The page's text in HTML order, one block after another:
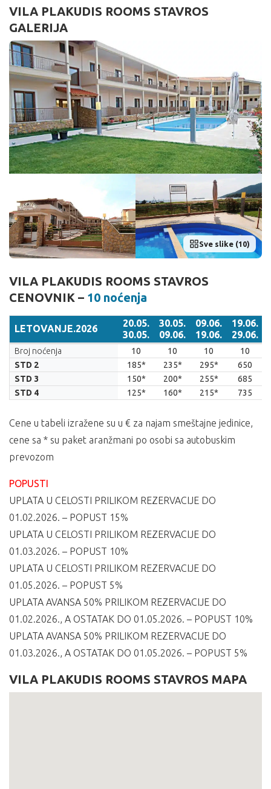
VILA PLAKUDIS ROOMS STAVROS
GALERIJA
Sve slike (10)
VILA PLAKUDIS ROOMS STAVROS
CENOVNIK – 10 noćenja
LETOVANJE.2026
20.05.
30.05.
30.05.
09.06.
09.06.
19.06.
19.06.
29.06.
LETOVANJE.2026
20.05.
30.05.
30.05.
09.06.
09.06.
19.06.
19.06.
29.06.
Broj noćenja 10 10 10
10
STD 2
185* 235* 295*
650
STD 3
150* 200* 255*
685
STD 4
125* 160* 215* 735
Cene u tabeli izražene su u € za najam smeštajne jedinice,
cene sa * su paket aranžmani po osobi sa autobuskim
prevozom
POPUSTI
UPLATA U CELOSTI PRILIKOM REZERVACIJE DO
01.02.2026. – POPUST 15%
UPLATA U CELOSTI PRILIKOM REZERVACIJE DO
01.03.2026. – POPUST 10%
UPLATA U CELOSTI PRILIKOM REZERVACIJE DO
01.05.2026. – POPUST 5%
UPLATA AVANSA 50% PRILIKOM REZERVACIJE DO
01.02.2026., A OSTATAK DO 01.05.2026. – POPUST 10%
UPLATA AVANSA 50% PRILIKOM REZERVACIJE DO
01.03.2026., A OSTATAK DO 01.05.2026. – POPUST 5%
VILA PLAKUDIS ROOMS STAVROS MAPA